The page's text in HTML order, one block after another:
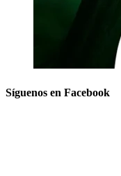
Síguenos en Facebook